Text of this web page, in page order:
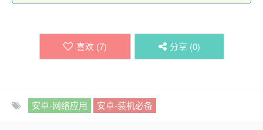
喜欢 (7) 分享 (0)
安卓-网络应用 安卓-装机必备